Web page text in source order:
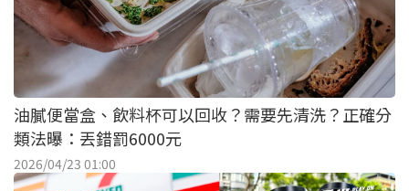
油膩便當盒、飲料杯可以回收？需要先清洗？正確分
類法曝：丟錯罰6000元
2026/04/23 01:00